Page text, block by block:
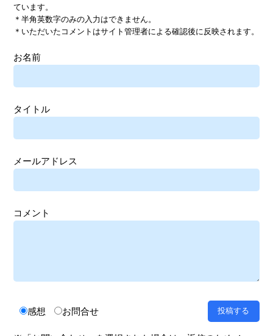
ています。
＊半角英数字のみの入力はできません。
＊いただいたコメントはサイト管理者による確認後に反映されます。
お名前
タイトル
メールアドレス
コメント
感想 お問合せ